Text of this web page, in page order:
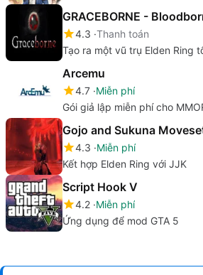
4.3 Thanh toán
Tạo ra một vũ trụ Elden Ring
Arcemu
4.7 Miễn phí
Gói giả lập miễn phí cho
Gojo and Sukuna
4.3 Miễn phí
Kết hợp Elden Ring với JJK
Script Hook V
4.2 Miễn phí
Ứng dụng để mod GTA 5